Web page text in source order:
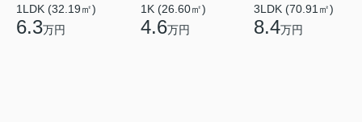
1LDK (32.19㎡)
6.3万円
1K (26.60㎡)
4.6万円
3LDK (70.91㎡)
8.4万円